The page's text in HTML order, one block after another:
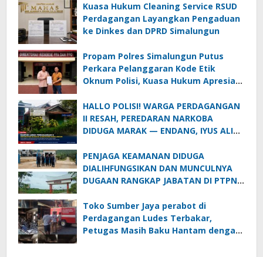
Kuasa Hukum Cleaning Service RSUD
Perdagangan Layangkan Pengaduan
ke Dinkes dan DPRD Simalungun
Propam Polres Simalungun Putus
Perkara Pelanggaran Kode Etik
Oknum Polisi, Kuasa Hukum Apresiasi
HALLO POLISI! WARGA PERDAGANGAN
II RESAH, PEREDARAN NARKOBA
DIDUGA MARAK — ENDANG, IYUS ALIAS
DISEBUT DALAM INFORMASI
MASYARAKAT
PENJAGA KEAMANAN DIDUGA
DIALIHFUNGSIKAN DAN MUNCULNYA
DUGAAN RANGKAP JABATAN DI PTPN
MAYANG
Toko Sumber Jaya perabot di
Perdagangan Ludes Terbakar,
Petugas Masih Baku Hantam dengan